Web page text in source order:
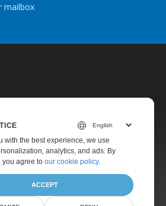
with the best experience, we use
analytics, and ads. By
you agree to our cookie policy.
ACCEPT